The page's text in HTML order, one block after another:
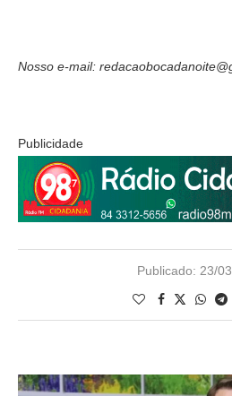
Nosso e-mail:
Publicidade
Publicado: 23/